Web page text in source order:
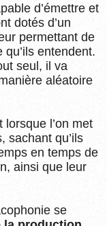
d’émettre et
dotés d’un
permettant de
qu’ils entendent.
seul, il va
aléatoire
lorsque l’on met
sachant qu’ils
en temps de
ainsi que leur
se